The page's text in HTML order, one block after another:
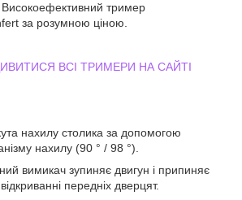
тример
за розумною ціною.
ВСІ ТРИМЕРИ НА САЙТІ
нахилу столика за допомогою
нахилу (90 ° / 98 °).
вимикач зупиняє двигун і припиняє
передніх дверцят.